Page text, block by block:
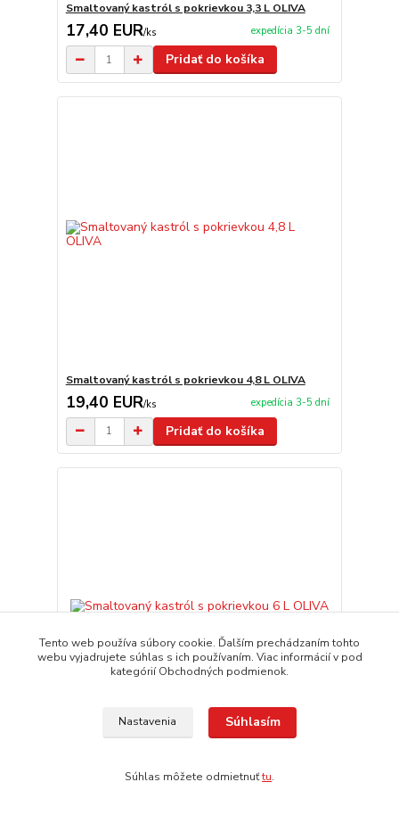
Smaltovaný kastról s pokrievkou 3,3 L OLIVA
17,40 EUR/ks expedícia 3-5 dní
Pridať do košíka
Smaltovaný kastról s pokrievkou 4,8 L OLIVA
19,40 EUR/ks expedícia 3-5 dní
Pridať do košíka
21,40 EUR/ks expedícia 3-5 dní
Tento web používa súbory cookie. Ďalším prechádzaním tohto
webu vyjadrujete súhlas s ich používaním. Viac informácií v pod
kategórií Obchodných podmienok.
Nastavenia Súhlasím
Súhlas môžete odmietnuťtu.